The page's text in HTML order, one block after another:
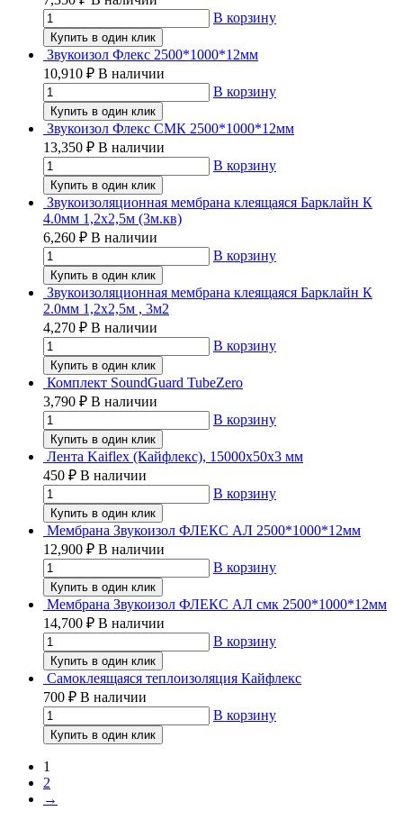
В корзину
Купить в один клик
Звукоизол Флекс 2500*1000*12мм
10,910 ₽ В наличии
В корзину
Купить в один клик
Звукоизол Флекс СМК 2500*1000*12мм
13,350 ₽ В наличии
В корзину
Купить в один клик
Звукоизоляционная мембрана клеящаяся Барклайн К
4.0мм 1,2х2,5м (3м.кв)
6,260 ₽ В наличии
В корзину
Купить в один клик
Звукоизоляционная мембрана клеящаяся Барклайн К
2.0мм 1,2х2,5м , 3м2
4,270 ₽ В наличии
В корзину
Купить в один клик
Комплект SoundGuard TubeZero
3,790 ₽ В наличии
В корзину
Купить в один клик
Лента Kaiflex (Кайфлекс), 15000х50х3 мм
450 ₽ В наличии
В корзину
Купить в один клик
Мембрана Звукоизол ФЛЕКС АЛ 2500*1000*12мм
12,900 ₽ В наличии
В корзину
Купить в один клик
Мембрана Звукоизол ФЛЕКС АЛ смк 2500*1000*12мм
14,700 ₽ В наличии
В корзину
Купить в один клик
Самоклеящаяся теплоизоляция Кайфлекс
700 ₽ В наличии
В корзину
Купить в один клик
1
2
→